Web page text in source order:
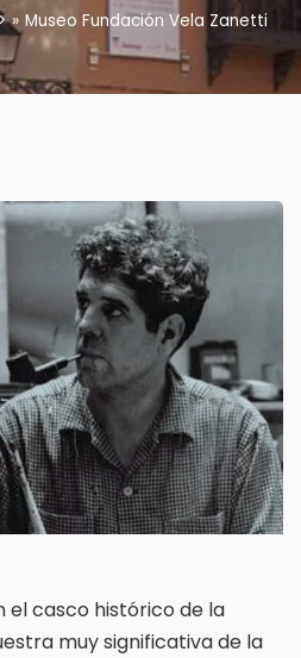
» Museo Fundación Vela Zanetti
el casco histórico de la
muy significativa de la